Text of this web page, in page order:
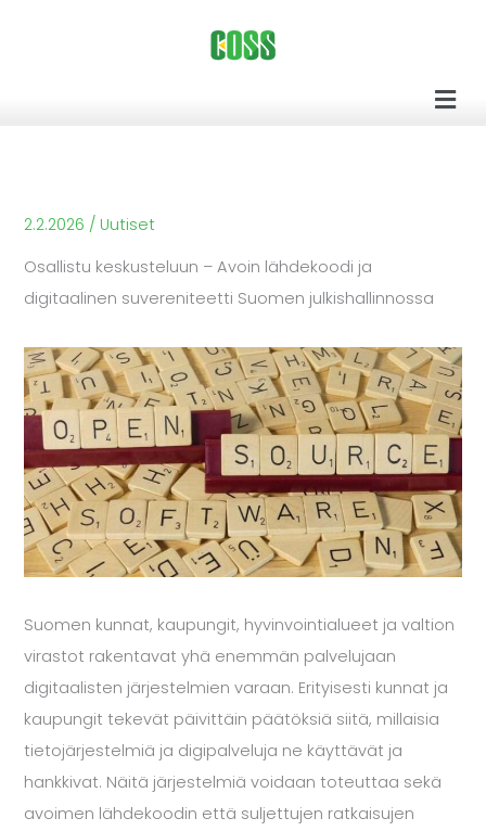
2.2.2026 / Uutiset
Osallistu keskusteluun – Avoin lähdekoodi ja
digitaalinen suvereniteetti Suomen julkishallinnossa
Suomen kunnat, kaupungit, hyvinvointialueet ja valtion
virastot rakentavat yhä enemmän palvelujaan
digitaalisten järjestelmien varaan. Erityisesti kunnat ja
kaupungit tekevät päivittäin päätöksiä siitä, millaisia
tietojärjestelmiä ja digipalveluja ne käyttävät ja
hankkivat. Näitä järjestelmiä voidaan toteuttaa sekä
avoimen lähdekoodin että suljettujen ratkaisujen